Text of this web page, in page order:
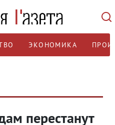
ЭКОНОМИКА
перестанут